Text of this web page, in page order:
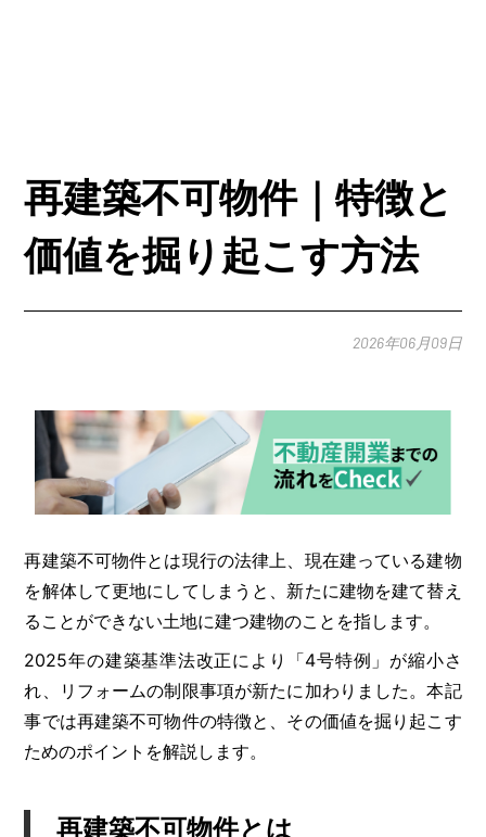
再建築不可物件｜特徴と
価値を掘り起こす方法
2026年06月09日
再建築不可物件とは現行の法律上、現在建っている建物
を解体して更地にしてしまうと、新たに建物を建て替え
ることができない土地に建つ建物のことを指します。
2025年の建築基準法改正により「4号特例」が縮小さ
れ、リフォームの制限事項が新たに加わりました。本記
事では再建築不可物件の特徴と、その価値を掘り起こす
ためのポイントを解説します。
再建築不可物件とは